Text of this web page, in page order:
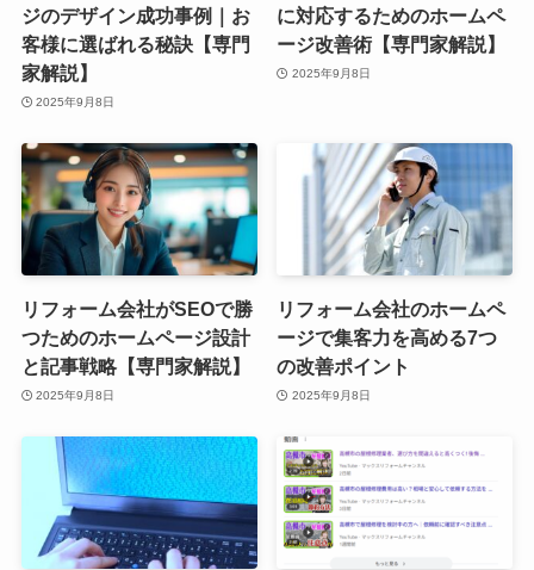
ジのデザイン成功事例｜お
客様に選ばれる秘訣【専門
家解説】
2025年9月8日
に対応するためのホームペ
ージ改善術【専門家解説】
2025年9月8日
リフォーム会社がSEOで勝
つためのホームページ設計
と記事戦略【専門家解説】
2025年9月8日
リフォーム会社のホームペ
ージで集客力を高める7つ
の改善ポイント
2025年9月8日